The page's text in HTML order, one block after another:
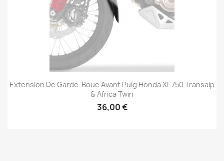
Extension De Garde-Boue Avant Puig Honda XL 750 Transalp
& Africa Twin
36,00 €